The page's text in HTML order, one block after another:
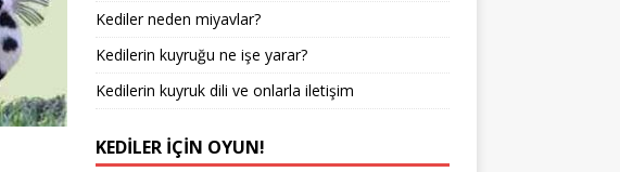
Kediler neden miyavlar?
Kedilerin kuyruğu ne işe yarar?
Kedilerin kuyruk dili ve onlarla iletişim
KEDILER IÇIN OYUN!